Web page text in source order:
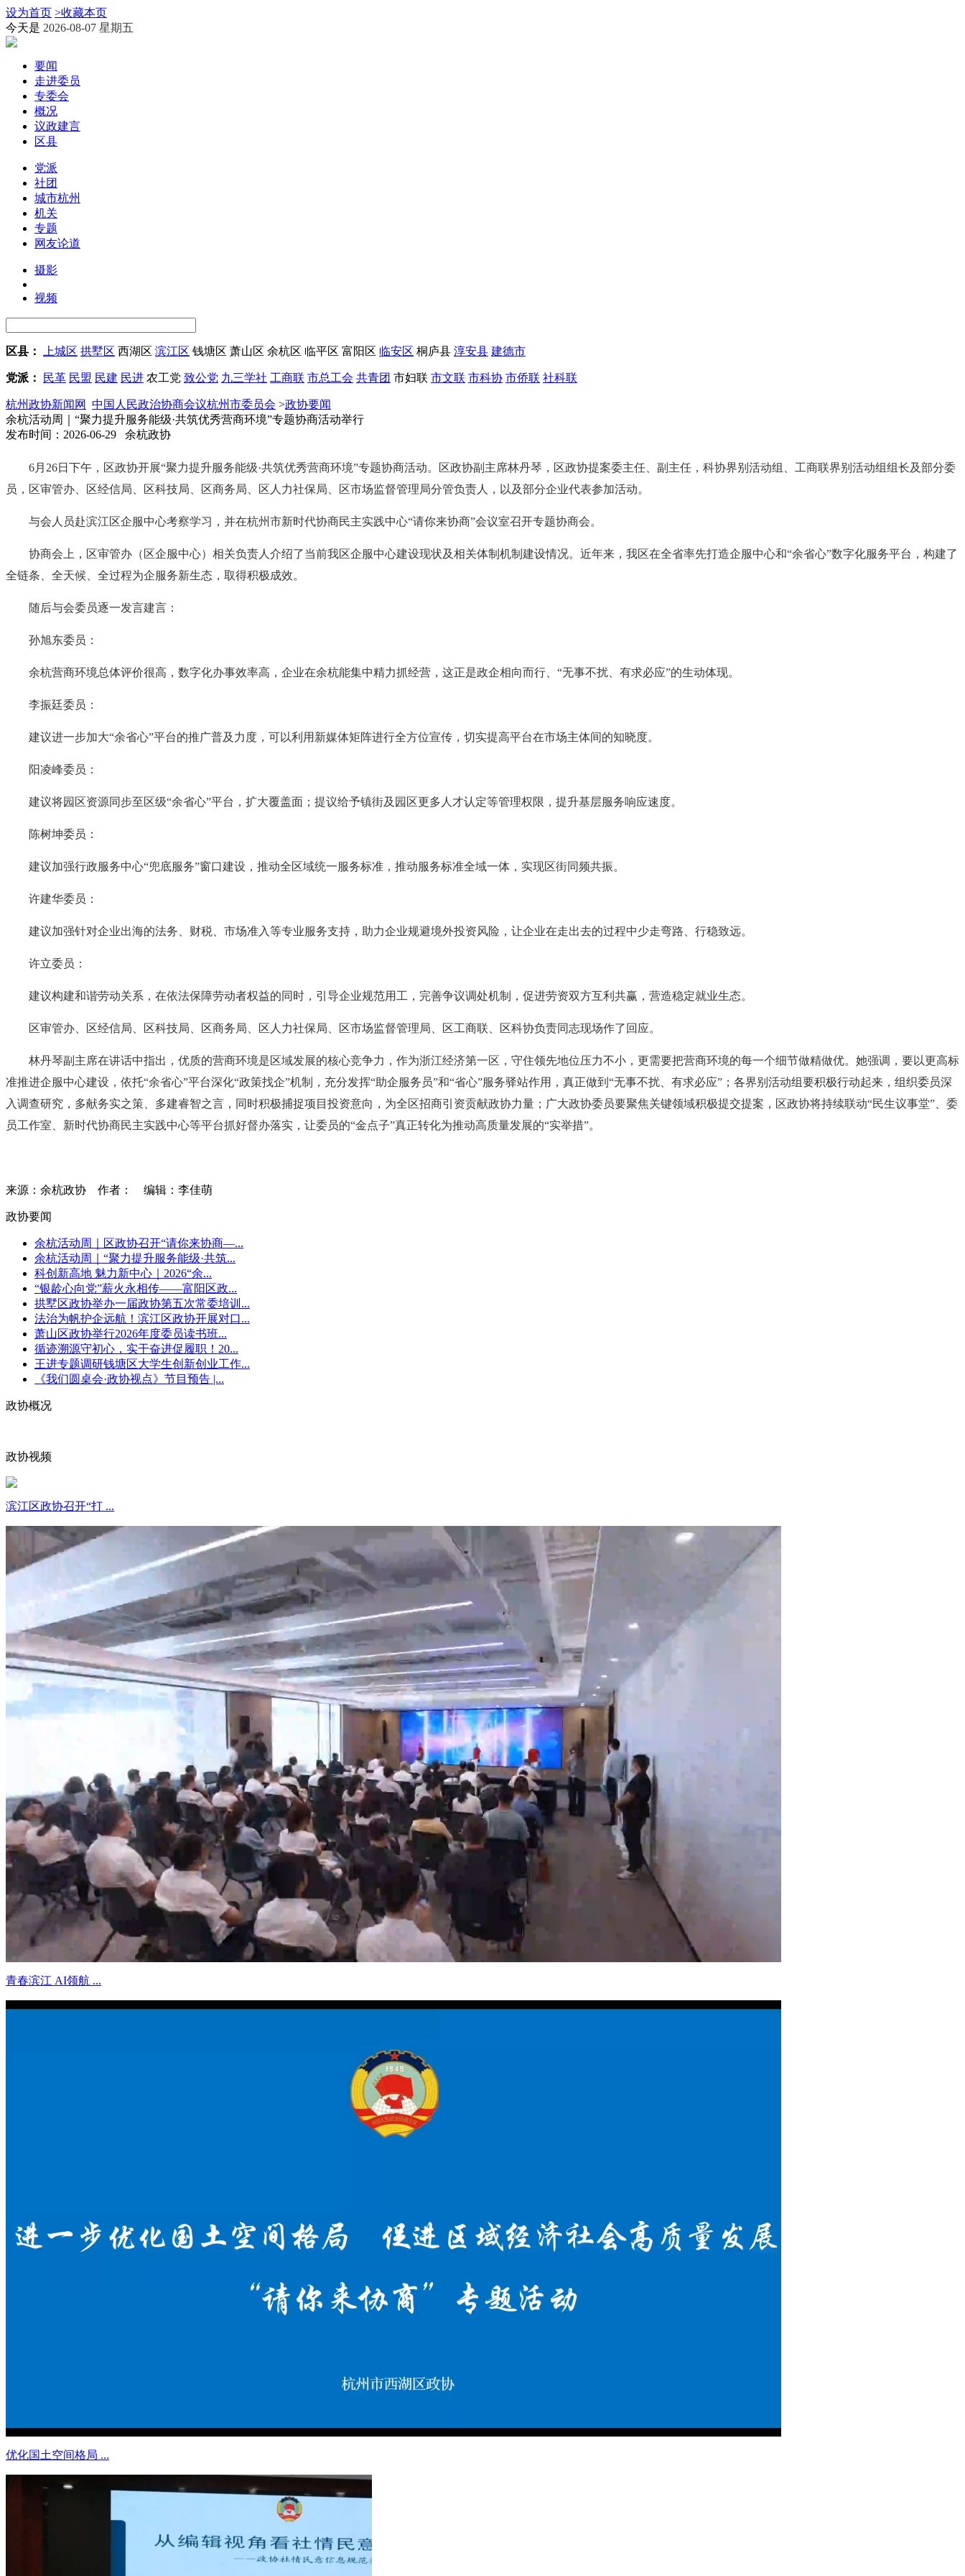
设为首页 >收藏本页
今天是 2026-08-07 星期五
要闻
走进委员
专委会
概况
议政建言
区县
党派
社团
城市杭州
机关
专题
网友论道
摄影
视频
区县： 上城区 拱墅区 西湖区 滨江区 钱塘区 萧山区 余杭区 临平区 富阳区 临安区 桐庐县 淳安县 建德市
党派： 民革 民盟 民建 民进 农工党 致公党 九三学社 工商联 市总工会 共青团 市妇联 市文联 市科协 市侨联 社科联
杭州政协新闻网 中国人民政治协商会议杭州市委员会 >政协要闻
余杭活动周｜“聚力提升服务能级·共筑优秀营商环境”专题协商活动举行
发布时间：2026-06-29 余杭政协
6月26日下午，区政协开展“聚力提升服务能级·共筑优秀营商环境”专题协商活动。区政协副主席林丹琴，区政协提案委主任、副主任，科协界别活动组、工商联界别活动组组长及部分委
员，区审管办、区经信局、区科技局、区商务局、区人力社保局、区市场监督管理局分管负责人，以及部分企业代表参加活动。
与会人员赴滨江区企服中心考察学习，并在杭州市新时代协商民主实践中心“请你来协商”会议室召开专题协商会。
协商会上，区审管办（区企服中心）相关负责人介绍了当前我区企服中心建设现状及相关体制机制建设情况。近年来，我区在全省率先打造企服中心和“余省心”数字化服务平台，构建了
全链条、全天候、全过程为企服务新生态，取得积极成效。
随后与会委员逐一发言建言：
孙旭东委员：
余杭营商环境总体评价很高，数字化办事效率高，企业在余杭能集中精力抓经营，这正是政企相向而行、“无事不扰、有求必应”的生动体现。
李振廷委员：
建议进一步加大“余省心”平台的推广普及力度，可以利用新媒体矩阵进行全方位宣传，切实提高平台在市场主体间的知晓度。
阳凌峰委员：
建议将园区资源同步至区级“余省心”平台，扩大覆盖面；提议给予镇街及园区更多人才认定等管理权限，提升基层服务响应速度。
陈树坤委员：
建议加强行政服务中心“兜底服务”窗口建设，推动全区域统一服务标准，推动服务标准全域一体，实现区街同频共振。
许建华委员：
建议加强针对企业出海的法务、财税、市场准入等专业服务支持，助力企业规避境外投资风险，让企业在走出去的过程中少走弯路、行稳致远。
许立委员：
建议构建和谐劳动关系，在依法保障劳动者权益的同时，引导企业规范用工，完善争议调处机制，促进劳资双方互利共赢，营造稳定就业生态。
区审管办、区经信局、区科技局、区商务局、区人力社保局、区市场监督管理局、区工商联、区科协负责同志现场作了回应。
林丹琴副主席在讲话中指出，优质的营商环境是区域发展的核心竞争力，作为浙江经济第一区，守住领先地位压力不小，更需要把营商环境的每一个细节做精做优。她强调，要以更高标
准推进企服中心建设，依托“余省心”平台深化“政策找企”机制，充分发挥“助企服务员”和“省心”服务驿站作用，真正做到“无事不扰、有求必应”；各界别活动组要积极行动起来，组织委员深
入调查研究，多献务实之策、多建睿智之言，同时积极捕捉项目投资意向，为全区招商引资贡献政协力量；广大政协委员要聚焦关键领域积极提交提案，区政协将持续联动“民生议事堂”、委
员工作室、新时代协商民主实践中心等平台抓好督办落实，让委员的“金点子”真正转化为推动高质量发展的“实举措”。
来源：余杭政协 作者： 编辑：李佳萌
政协要闻
余杭活动周｜区政协召开“请你来协商—...
余杭活动周｜“聚力提升服务能级·共筑...
科创新高地 魅力新中心｜2026“余...
“银龄心向党”薪火永相传——富阳区政...
拱墅区政协举办一届政协第五次常委培训...
法治为帆护企远航！滨江区政协开展对口...
萧山区政协举行2026年度委员读书班...
循迹溯源守初心，实干奋进促履职！20...
王进专题调研钱塘区大学生创新创业工作...
《我们圆桌会·政协视点》节目预告 |...
政协概况
政协视频
滨江区政协召开“打 ...
青春滨江 AI领航 ...
优化国土空间格局 ...